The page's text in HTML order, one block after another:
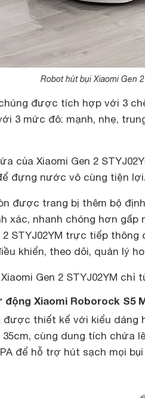
Robot hút bụi Xiaomi Gen
được tích hợp với 3
3 mức đô: mạnh, nhẹ,
của Xiaomi Gen 2
đựng nước vô cùng tiện lợi.
được trang bị thêm bộ
xác, nhanh chóng hơn
2 STYJ02YM trực tiếp thông
khiển, theo dõi, quản lý
Gen 2 STYJ02YM chỉ
Xiaomi Roborock S5
được thiết kế với kiểu dáng
cùng dung tích chứa
để hỗ trợ hút sạch mọi